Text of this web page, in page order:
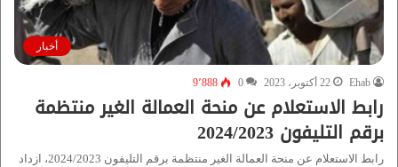
أخبار
Ehab 22 أكتوبر، 2023 0 9٬888
رابط الاستعلام عن منحة العمالة الغير منتظمة
برقم التليفون 2024/2023
رابط الاستعلام عن منحة العمالة الغير منتظمة برقم التليفون 2024/2023، ازداد